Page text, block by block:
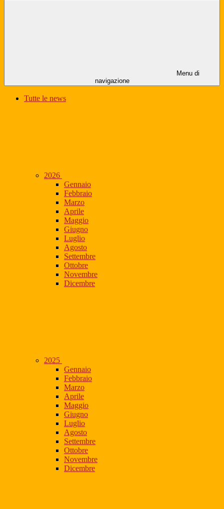
Menu di
navigazione
Tutte le news
2026
Gennaio
Febbraio
Marzo
Aprile
Maggio
Giugno
Luglio
Agosto
Settembre
Ottobre
Novembre
Dicembre
2025
Gennaio
Febbraio
Marzo
Aprile
Maggio
Giugno
Luglio
Agosto
Settembre
Ottobre
Novembre
Dicembre